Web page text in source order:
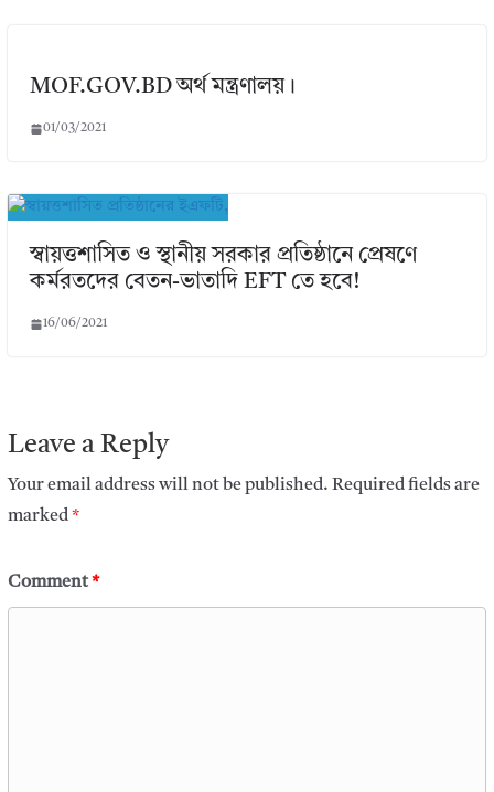
MOF.GOV.BD অর্থ মন্ত্রণালয়।
01/03/2021
স্বায়ত্তশাসিত ও স্থানীয় সরকার প্রতিষ্ঠানে প্রেষণে
কর্মরতদের বেতন-ভাতাদি EFT তে হবে!
16/06/2021
Leave a Reply
Your email address will not be published. Required fields are
marked*
Comment*